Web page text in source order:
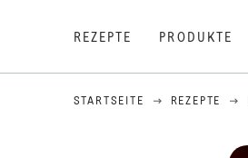
REZEPTE PRODUKTE
STARTSEITE REZEPTE